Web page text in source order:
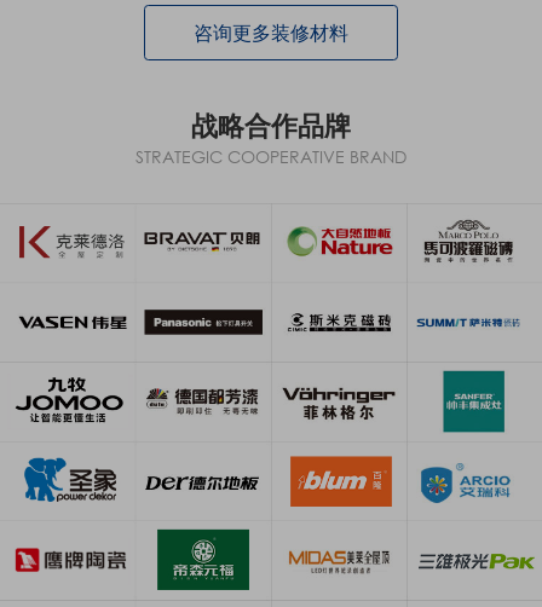
咨询更多装修材料
战略合作品牌
STRATEGIC COOPERATIVE BRAND